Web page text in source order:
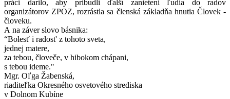
práci darilo, aby pribudli ďalší zanieteni ľudia do radov
organizátorov ZPOZ, rozrástla sa členská základňa hnutia Človek -
človeku.
A na záver slovo básnika:
“Bolesť i radost' z tohoto sveta,
jednej matere,
za tebou, človeče, v hibokom chápani,
s tebou ideme."
Mgr. Oľga Žabenská,
riaditeľka Okresného osvetového strediska
v Dolnom Kubíne